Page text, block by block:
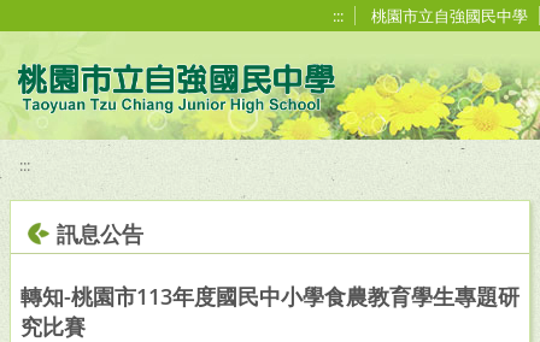
::: 桃園市立自強國民中學
:::
訊息公告
轉知-桃園市113年度國民中小學食農教育學生專題研
究比賽